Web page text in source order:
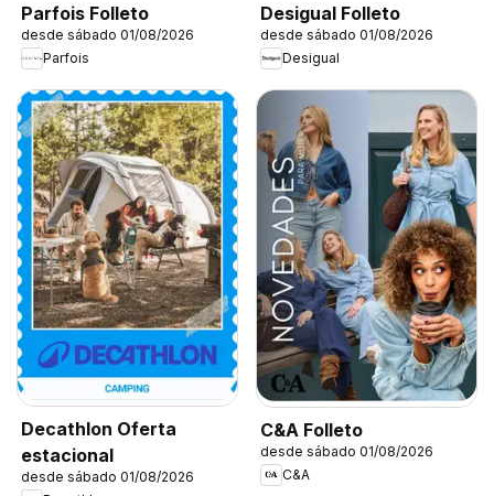
Parfois Folleto
desde sábado 01/08/2026
Parfois
Desigual Folleto
desde sábado 01/08/2026
Desigual
Decathlon Oferta
estacional
desde sábado 01/08/2026
C&A Folleto
desde sábado 01/08/2026
C&A